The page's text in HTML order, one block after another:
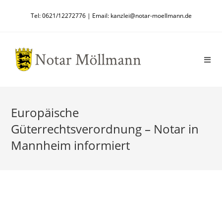
Tel: 0621/12272776 | Email: kanzlei@notar-moellmann.de
Europäische
Güterrechtsverordnung – Notar in
Mannheim informiert